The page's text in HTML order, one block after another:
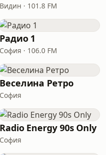
Видин · 101.8 FM
Радио 1
София · 106.0 FM
Веселина Ретро
София
Radio Energy 90s Only
София